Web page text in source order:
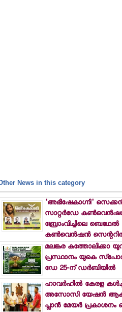
News in this category
'അഭിഷേകാഗ്നി'
സാറ്റര്‍ഡേ
ബ്രോംവിച്ചിലെ ബെഥേല്‍
കണ്‍വെന്‍ഷന്‍
മലങ്കര കത്തോലിക്കാ
പ്രസ്ഥാനം യുകെ
ഡേ 25-ന് ഡര്‍ബിയില്‍
ഹാവര്‍ഹില്‍ കേരള
അസോസി യേഷന്‍
പ്ലാന്‍ മേയര്‍ പ്രകാശനം